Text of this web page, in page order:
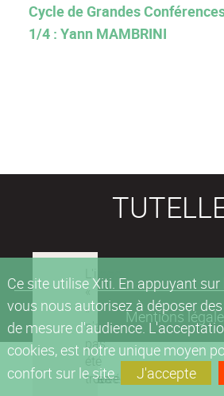
Ce site utilise Xiti. En appuyant
vous nous autorisez à déposer
de mesure d'audience.
cookies, est notre unique moyen
confort sur le site.
J'accepte
Cycle de Grandes
1/4 : Yann MAMBRINI
Mentions